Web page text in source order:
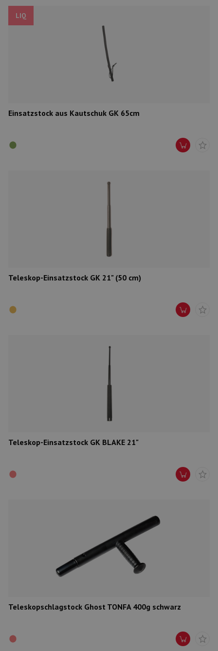
LIQ
Einsatzstock aus Kautschuk GK 65cm
Teleskop-Einsatzstock GK 21" (50 cm)
Teleskop-Einsatzstock GK BLAKE 21"
Teleskopschlagstock Ghost TONFA 400g schwarz